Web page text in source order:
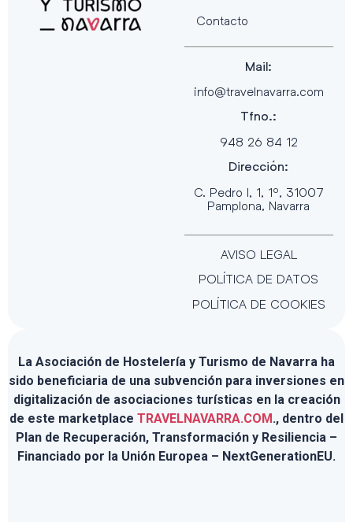
Contacto
Mail:
info@travelnavarra.com
Tfno.:
948 26 84 12
Dirección:
C. Pedro I, 1, 1º, 31007
Pamplona, Navarra
AVISO LEGAL
POLÍTICA DE DATOS
POLÍTICA DE COOKIES
La Asociación de Hostelería y Turismo de Navarra ha
sido beneficiaria de una subvención para inversiones en
digitalización de asociaciones turísticas en la creación
de este marketplace TRAVELNAVARRA.COM ., dentro del
Plan de Recuperación, Transformación y Resiliencia –
Financiado por la Unión Europea – NextGenerationEU.